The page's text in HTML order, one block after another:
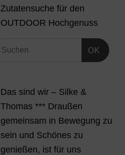
Zutatensuche für den
OUTDOOR Hochgenuss
OK
Das sind wir – Silke &
Thomas *** Draußen
gemeinsam in Bewegung zu
sein und Schönes zu
genießen, ist für uns